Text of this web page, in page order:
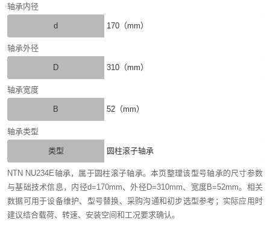
轴承内径
d 170（mm）
轴承外径
D 310（mm）
轴承宽度
B 52（mm）
轴承类型
类型 圆柱滚子轴承
NTN NU234E轴承，属于圆柱滚子轴承。本页整理该型号轴承的尺寸参数
与基础技术信息，内径d=170mm、外径D=310mm、宽度B=52mm。相关
数据可用于设备维护、型号替换、采购沟通和初步选型参考；实际应用时
建议结合载荷、转速、安装空间和工况要求确认。